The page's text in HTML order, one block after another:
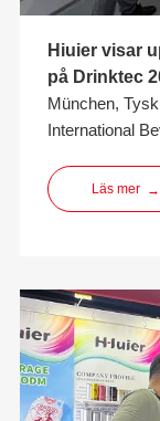
Hiuier visar
på Drinktec
München,
International
världensLäs mer →